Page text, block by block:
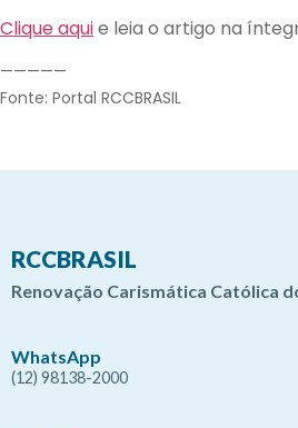
Clique aquie leia o artigo na
—————
Fonte: Portal RCCBRASIL
RCCBRASIL
Renovação Carismática Católica
WhatsApp
(12) 98138-2000